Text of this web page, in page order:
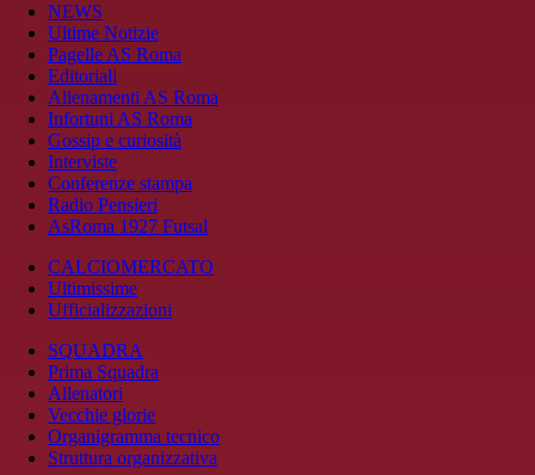
NEWS
Ultime Notizie
Pagelle AS Roma
Editoriali
Allenamenti AS Roma
Infortuni AS Roma
Gossip e curiosità
Interviste
Conferenze stampa
Radio Pensieri
AsRoma 1927 Futsal
CALCIOMERCATO
Ultimissime
Ufficializzazioni
SQUADRA
Prima Squadra
Allenatori
Vecchie glorie
Organigramma tecnico
Struttura organizzativa